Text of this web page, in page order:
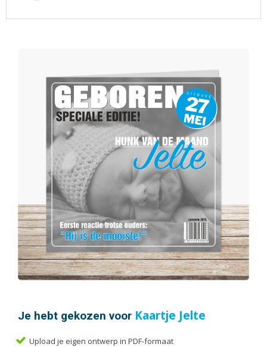
Cadeaubonnen
Certificaten/Diploma's
Doordruksets
Enveloppen
Etiketten
Folders
Foto's
Geboortekaartjes
Hand-outs/Losbladig
Handleidingen
Kaarten
Kerstkaarten
Je hebt gekozen voor Kaartje Jelte
Upload je eigen ontwerp in PDF-formaat